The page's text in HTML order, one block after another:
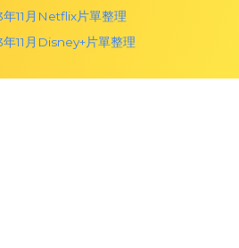
11月Netflix片單整理
11月Disney+片單整理